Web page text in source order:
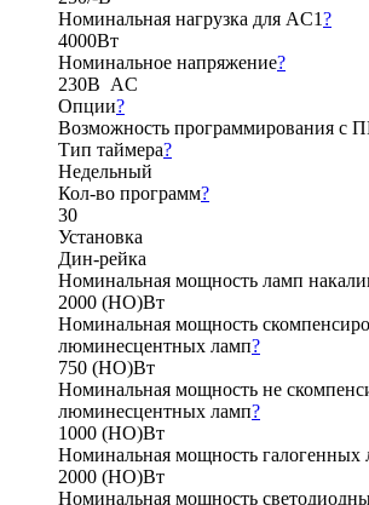
Номинальная нагрузка для AC1?
4000Вт
Номинальное напряжение?
230В AC
Опции?
Возможность программирования с
Тип таймера?
Недельный
Кол-во программ?
30
Установка
Дин-рейка
Номинальная мощность ламп
2000 (НО)Вт
Номинальная мощность
люминесцентных ламп?
750 (НО)Вт
Номинальная мощность не
люминесцентных ламп?
1000 (НО)Вт
Номинальная мощность галогенных
2000 (НО)Вт
Номинальная мощность